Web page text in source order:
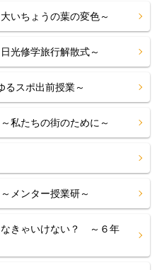
ちょうの葉の変色～
修学旅行解散式～
スポ出前授業～
たちの街のために～
ンター授業研～
なきゃいけない？ ～６年